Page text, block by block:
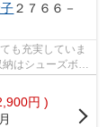
２７６６－
も充実していま
はシューズボッ
円 )